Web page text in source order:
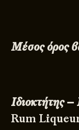
Μέσος όρος
Ιδιοκτήτης
Rum